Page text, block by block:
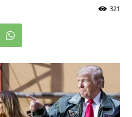
321